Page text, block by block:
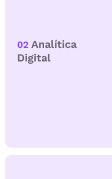
02 Analítica
Digital